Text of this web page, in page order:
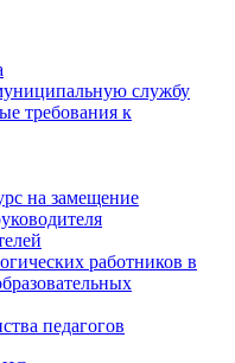
службу
требования к
на замещение
работников в
педагогов